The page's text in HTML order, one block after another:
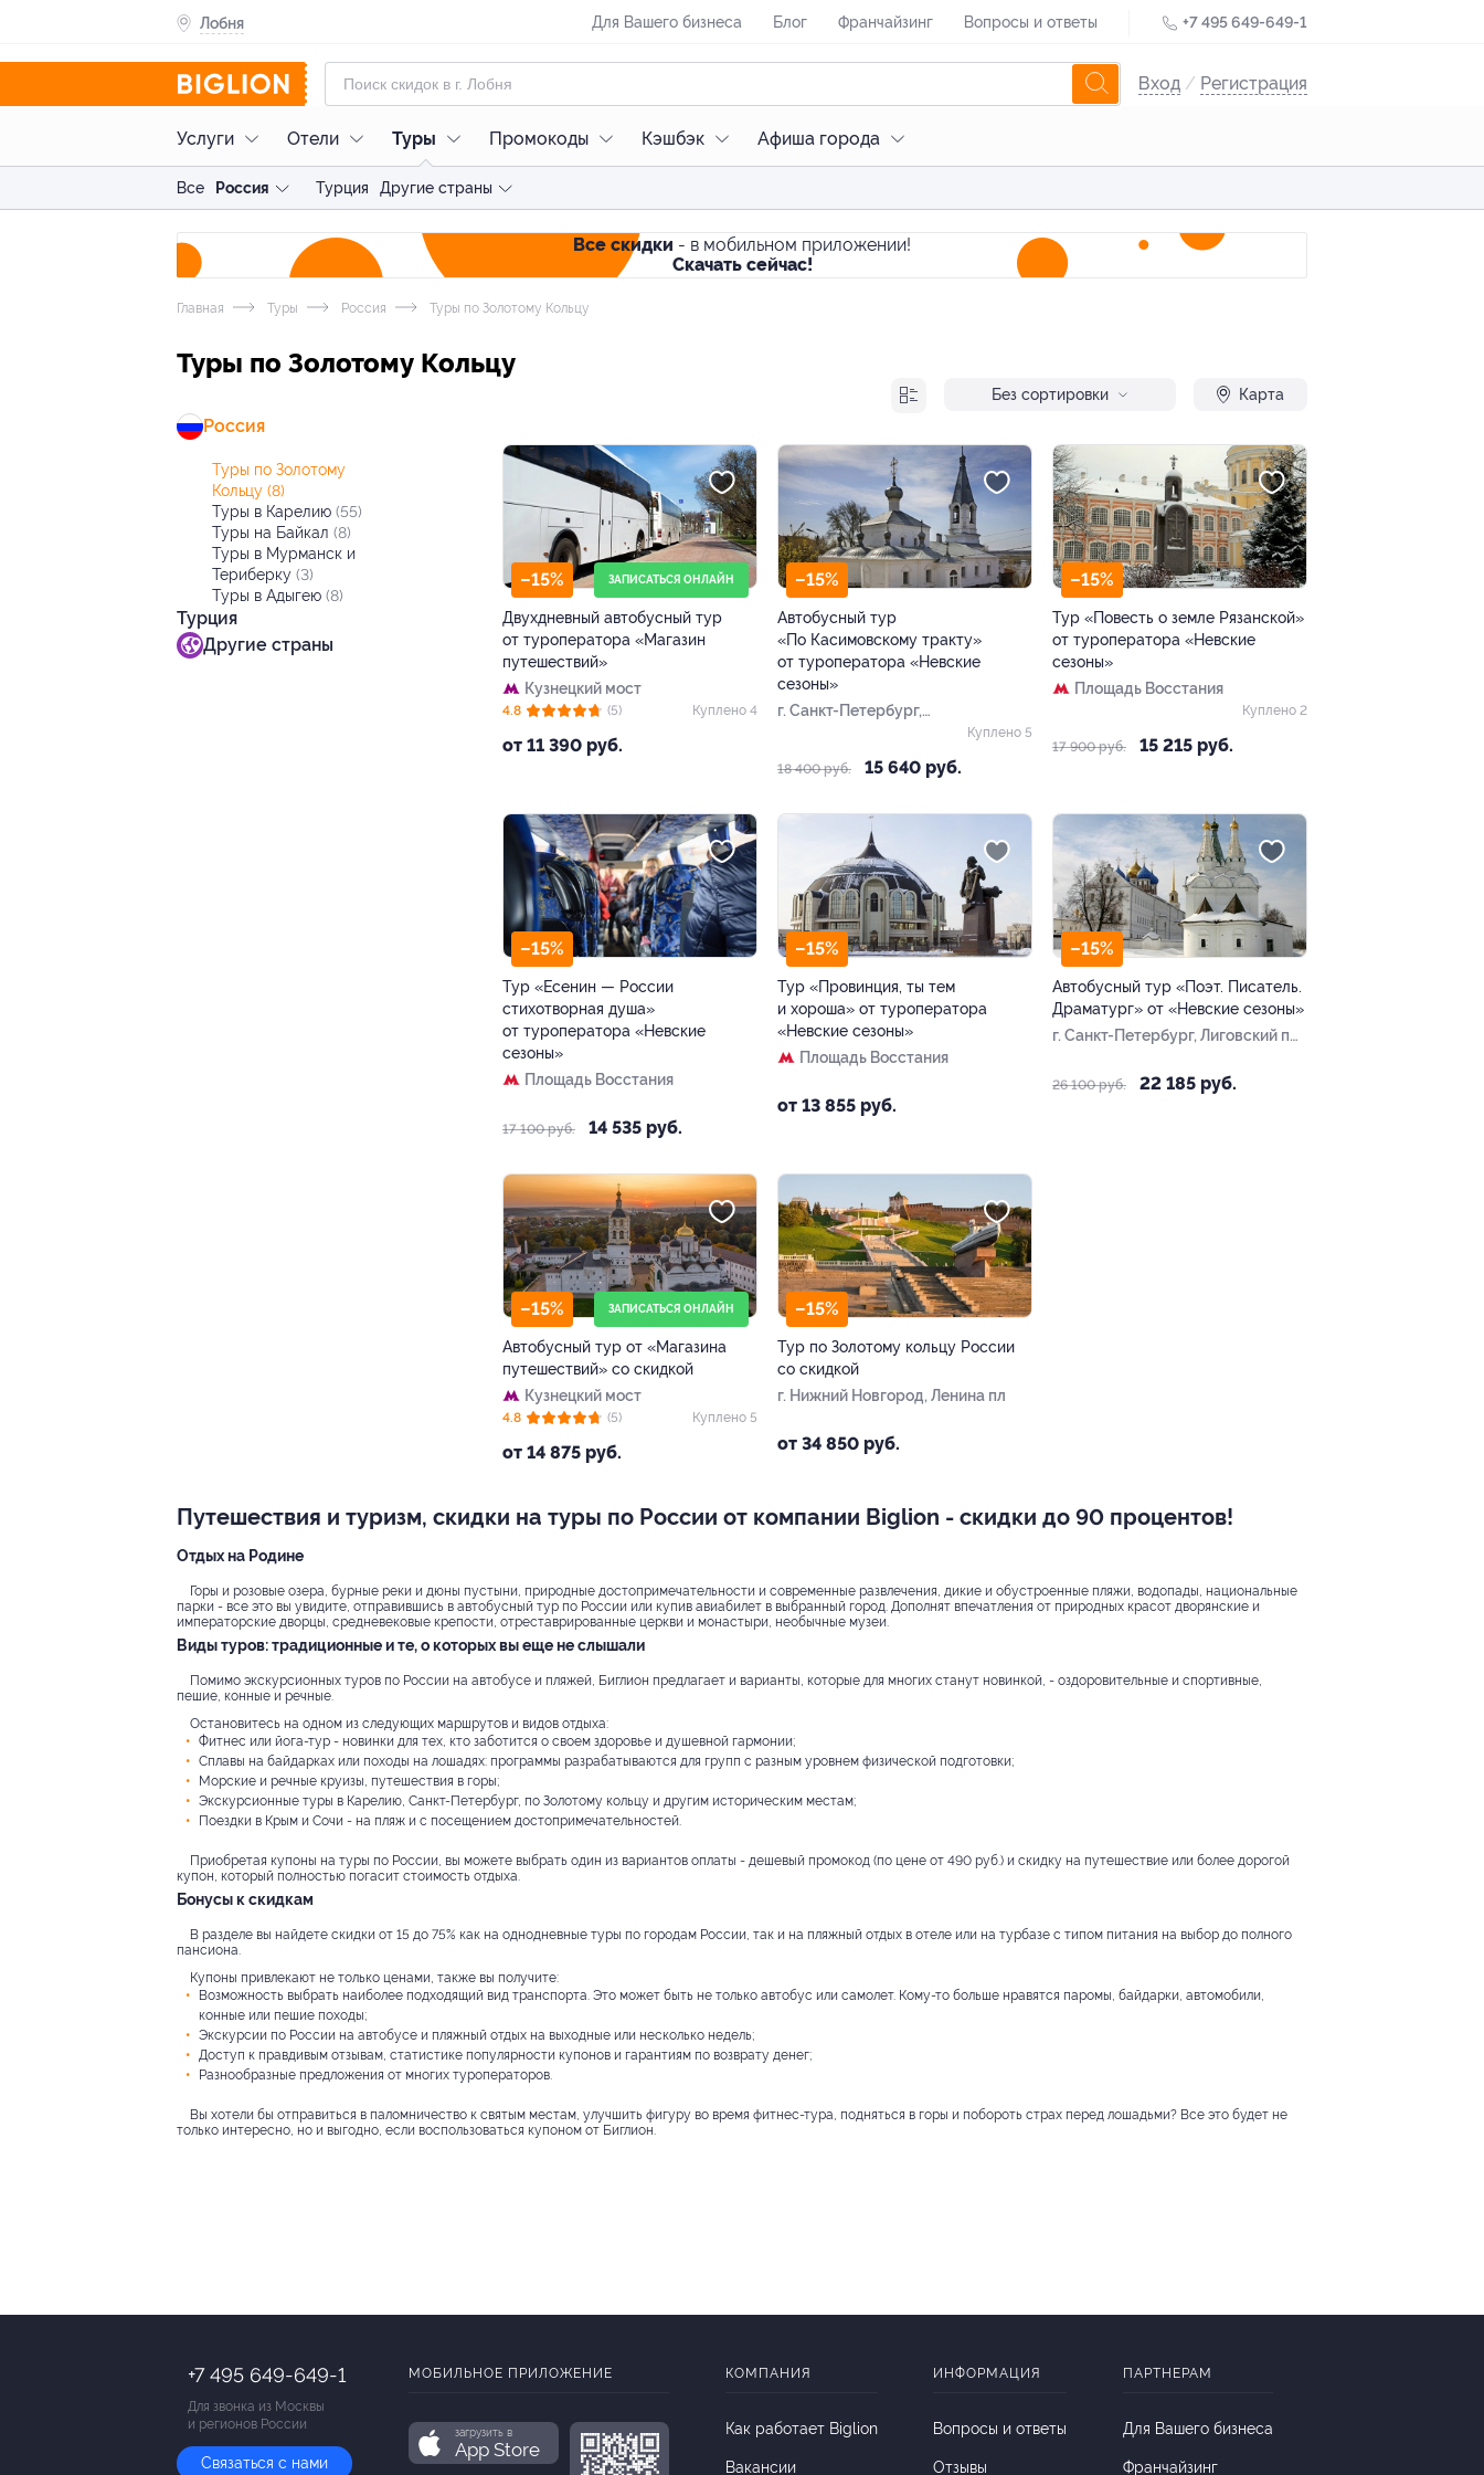
Лобня Для Вашего бизнеса Блог Франчайзинг Вопросы и ответы +7 495 649-649-1
Вход / Регистрация
Услуги Отели Туры Промокоды Кэшбэк Афиша города
Все Россия Турция Другие страны
Все скидки - в мобильном приложении!
Скачать сейчас!
Главная Туры Россия Туры по Золотому Кольцу
Туры по Золотому Кольцу
Без сортировки Карта
Россия
Туры в Карелию (55)
Туры на Байкал (8)
Туры в Мурманск и
Териберку (3)
Туры по Золотому
Кольцу (8)
Туры в Адыгею (8)
Турция
Другие страны
–15% ЗАПИСАТЬСЯ ОНЛАЙН
Двухдневный автобусный тур
от туроператора «Магазин
путешествий»
Кузнецкий мост
от 11 390 руб.
4.8 (5) Куплено 4
–15%
Автобусный тур
«По Касимовскому тракту»
от туроператора «Невские
сезоны»
г. Санкт-Петербург,
18 400 руб. 15 640 руб.
Куплено 5
–15%
Тур «Повесть о земле Рязанской»
от туроператора «Невские
сезоны»
Площадь Восстания
17 900 руб. 15 215 руб.
Куплено 2
–15%
Тур «Есенин — России
стихотворная душа»
от туроператора «Невские
сезоны»
Площадь Восстания
17 100 руб. 14 535 руб.
–15%
Тур «Провинция, ты тем
и хороша» от туроператора
«Невские сезоны»
Площадь Восстания
от 13 855 руб.
–15%
Автобусный тур «Поэт. Писатель.
Драматург» от «Невские сезоны»
г. Санкт-Петербург, Лиговский пр-
26 100 руб. 22 185 руб.
–15% ЗАПИСАТЬСЯ ОНЛАЙН
Автобусный тур от «Магазина
путешествий» со скидкой
Кузнецкий мост
от 14 875 руб.
4.8 (5) Куплено 5
–15%
Тур по Золотому кольцу России
со скидкой
г. Нижний Новгород, Ленина пл
от 34 850 руб.
Путешествия и туризм, скидки на туры по России от компании Biglion - скидки до 90 процентов!
Отдых на Родине
Горы и розовые озера, бурные реки и дюны пустыни, природные достопримечательности и современные развлечения, дикие и обустроенные пляжи, водопады, национальные
парки - все это вы увидите, отправившись в автобусный тур по России или купив авиабилет в выбранный город. Дополнят впечатления от природных красот дворянские и
императорские дворцы, средневековые крепости, отреставрированные церкви и монастыри, необычные музеи.
Виды туров: традиционные и те, о которых вы еще не слышали
Помимо экскурсионных туров по России на автобусе и пляжей, Биглион предлагает и варианты, которые для многих станут новинкой, - оздоровительные и спортивные,
пешие, конные и речные.
Остановитесь на одном из следующих маршрутов и видов отдыха:
Фитнес или йога-тур - новинки для тех, кто заботится о своем здоровье и душевной гармонии;
Сплавы на байдарках или походы на лошадях: программы разрабатываются для групп с разным уровнем физической подготовки;
Морские и речные круизы, путешествия в горы;
Экскурсионные туры в Карелию, Санкт-Петербург, по Золотому кольцу и другим историческим местам;
Поездки в Крым и Сочи - на пляж и с посещением достопримечательностей.
Приобретая купоны на туры по России, вы можете выбрать один из вариантов оплаты - дешевый промокод (по цене от 490 руб.) и скидку на путешествие или более дорогой
купон, который полностью погасит стоимость отдыха.
Бонусы к скидкам
В разделе вы найдете скидки от 15 до 75% как на однодневные туры по городам России, так и на пляжный отдых в отеле или на турбазе с типом питания на выбор до полного
пансиона.
Купоны привлекают не только ценами, также вы получите:
Возможность выбрать наиболее подходящий вид транспорта. Это может быть не только автобус или самолет. Кому-то больше нравятся паромы, байдарки, автомобили,
конные или пешие походы;
Экскурсии по России на автобусе и пляжный отдых на выходные или несколько недель;
Доступ к правдивым отзывам, статистике популярности купонов и гарантиям по возврату денег;
Разнообразные предложения от многих туроператоров.
Вы хотели бы отправиться в паломничество к святым местам, улучшить фигуру во время фитнес-тура, подняться в горы и побороть страх перед лошадьми? Все это будет не
только интересно, но и выгодно, если воспользоваться купоном от Биглион.
+7 495 649-649-1
Для звонка из Москвы
и регионов России
Связаться с нами
МОБИЛЬНОЕ ПРИЛОЖЕНИЕ
загрузить в
App Store
КОМПАНИЯ
Как работает Biglion
Вакансии
ИНФОРМАЦИЯ
Вопросы и ответы
Отзывы
ПАРТНЕРАМ
Для Вашего бизнеса
Франчайзинг